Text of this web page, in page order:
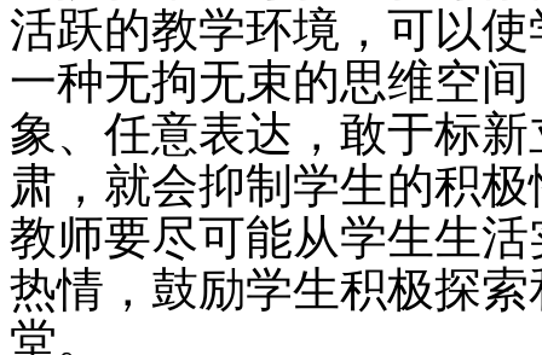
活跃的教学环境，可以
一种无拘无束的思维空
象、任意表达，敢于标
肃，就会抑制学生的积
教师要尽可能从学生生
热情，鼓励学生积极探
堂。